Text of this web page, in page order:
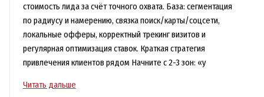
стоимость лида за счёт точного охвата. База: сегментация
по радиусу и намерению, связка поиск/карты/соцсети,
локальные офферы, корректный трекинг визитов и
регулярная оптимизация ставок. Краткая стратегия
привлечения клиентов рядом Начните с 2-3 зон: «у
Геореклама
Читать дальше